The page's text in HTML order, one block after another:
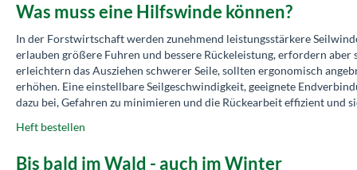
Was muss eine Hilfswinde können?
In der Forstwirtschaft werden zunehmend leistungsstärkere
erlauben größere Fuhren und bessere Rückeleistung, erfordern
erleichtern das Ausziehen schwerer Seile, sollten ergonomisch
erhöhen. Eine einstellbare Seilgeschwindigkeit, geeignete
dazu bei, Gefahren zu minimieren und die Rückearbeit effizient und
Heft bestellen
Bis bald im Wald - auch im Winter